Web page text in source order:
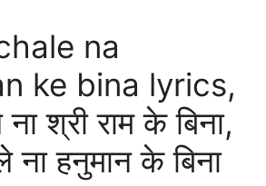
na
ke bina lyrics,
श्री राम के बिना,
ना हनुमान के बिना